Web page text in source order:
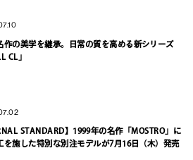
作の美学を継承。日常の質を高める新シリーズ
CL」
STANDARD】1999年の名作「MOSTRO」に
を施した特別な別注モデルが7月16日（木）発売